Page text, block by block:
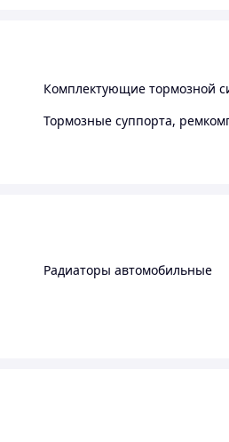
Комплектующие тормозной
Тормозные суппорта,
Радиаторы автомобильные